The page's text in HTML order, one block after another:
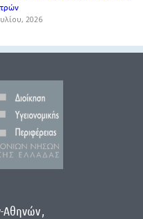
2026
Αθηνών,